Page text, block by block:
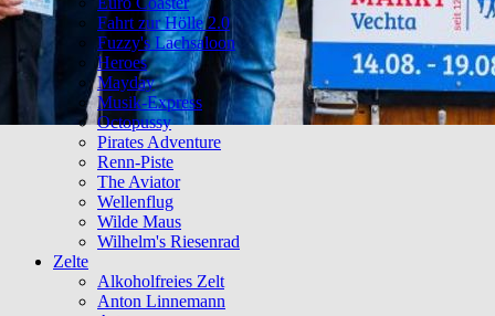
Fahrt zur Hölle 2.0
Fuzzy's Lachsaloon
Heroes
Mayday
Musik-Express
Octopussy
Pirates Adventure
Renn-Piste
The Aviator
Wellenflug
Wilde Maus
Wilhelm's Riesenrad
Zelte
Alkoholfreies Zelt
Anton Linnemann